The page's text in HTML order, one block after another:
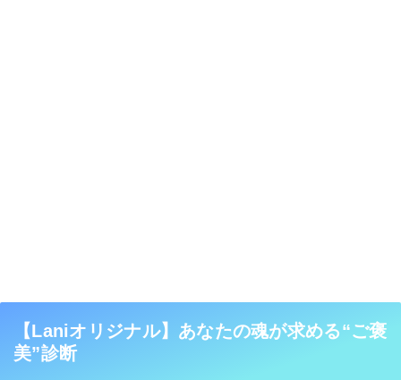
【Laniオリジナル】あなたの魂が求める“ご褒
美”診断